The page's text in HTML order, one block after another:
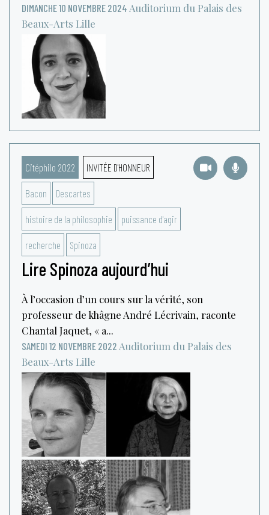
DIMANCHE 10 NOVEMBRE 2024 Auditorium du Palais des
Beaux-Arts Lille
Citéphilo 2022 INVITÉE D'HONNEUR
Bacon Descartes
histoire de la philosophie puissance d'agir
recherche Spinoza
Lire Spinoza aujourd’hui
À l’occasion d’un cours sur la vérité, son
professeur de khâgne André Lécrivain, raconte
Chantal Jaquet, « a...
SAMEDI 12 NOVEMBRE 2022 Auditorium du Palais des
Beaux-Arts Lille